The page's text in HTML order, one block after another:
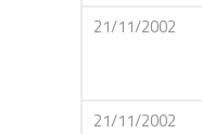
21/11/2002
21/11/2002